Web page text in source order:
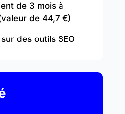
de 3 mois à
de 44,7 €)
des outils SEO